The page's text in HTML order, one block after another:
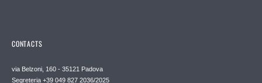
CONTACTS
via Belzoni, 160 - 35121 Padova
Segreteria +39 049 827 2036/2025